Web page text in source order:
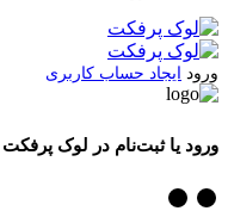
ورود ایجاد حساب کاربری
ورود یا ثبت‌نام در لوک پرفکت